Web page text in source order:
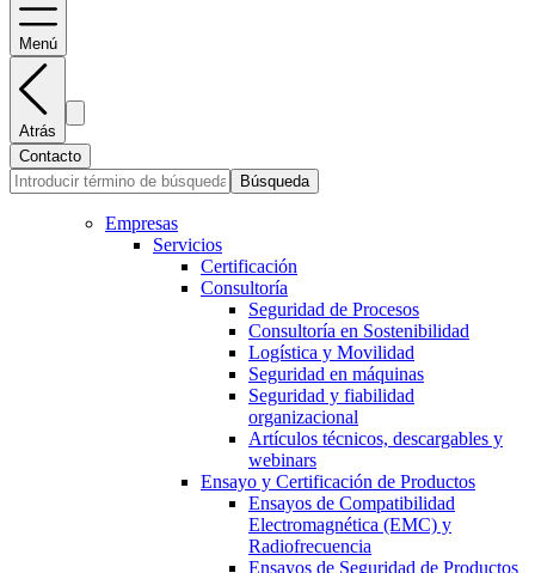
Menú
Atrás
Contacto
Búsqueda
Empresas
Servicios
Certificación
Consultoría
Seguridad de Procesos
Consultoría en Sostenibilidad
Logística y Movilidad
Seguridad en máquinas
Seguridad y fiabilidad
organizacional
Artículos técnicos, descargables y
webinars
Ensayo y Certificación de Productos
Ensayos de Compatibilidad
Electromagnética (EMC) y
Radiofrecuencia
Ensayos de Seguridad de Productos